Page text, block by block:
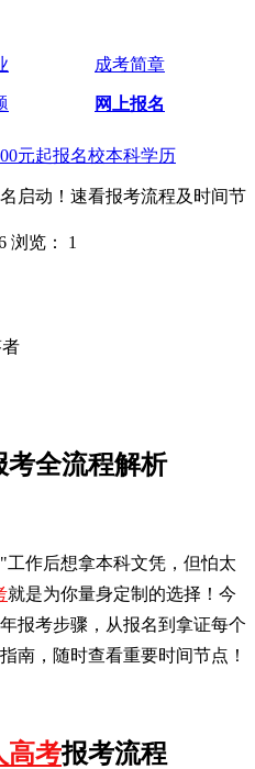
成考简章
网上报名
元起报名校本科学历
启动！速看报考流程及时间节
浏览： 1
者
考全流程解析
作后想拿本科文凭，但怕太
就是为你量身定制的选择！今
报考步骤，从报名到拿证每个
南，随时查看重要时间节点！
高考报考流程